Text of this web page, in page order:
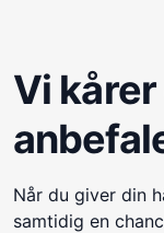
Vi
Når du giver din
samtidig en